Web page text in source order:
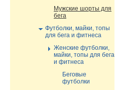
Мужские шорты для
бега
Футболки, майки, топы
для бега и фитнеса
Женские футболки,
майки, топы для бега
и фитнеса
Беговые
футболки